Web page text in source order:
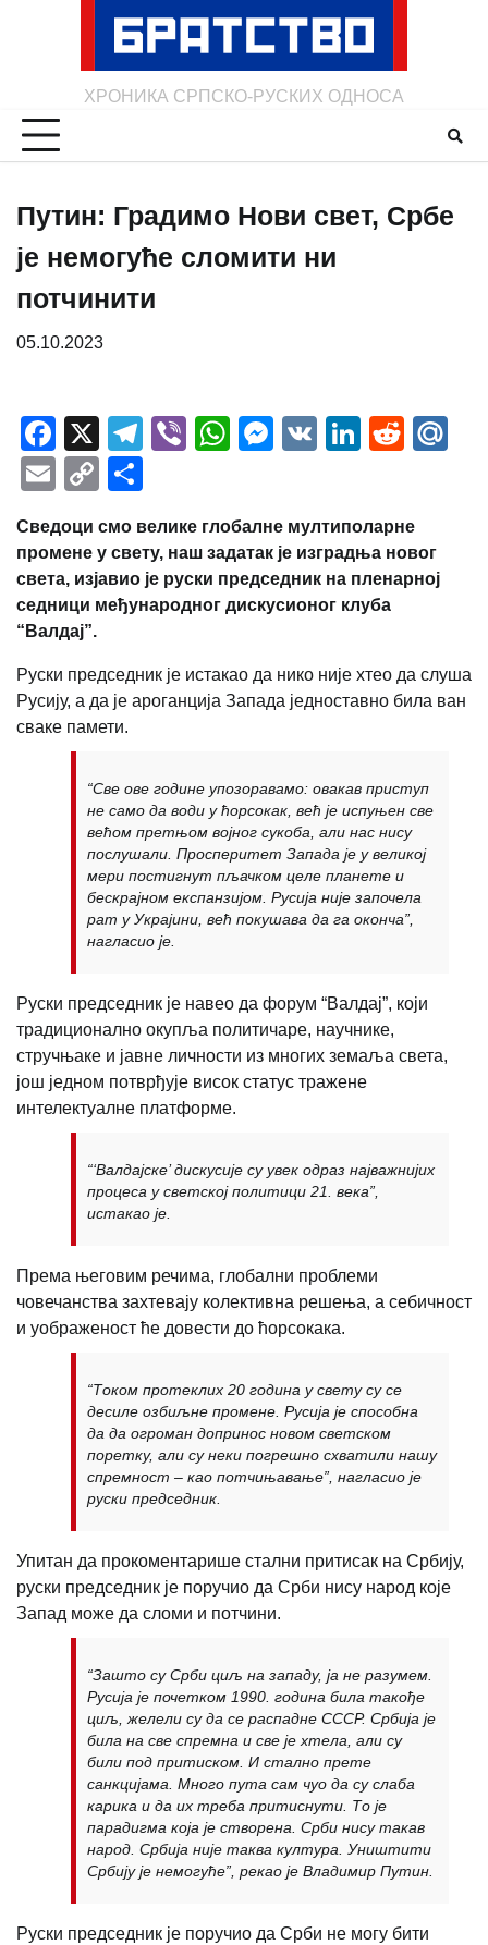
ХРОНИКА СРПСКО-РУСКИХ ОДНОСА
Путин: Градимо Нови свет, Србе
је немогуће сломити ни
потчинити
05.10.2023
Facebook
X Telegram
ViberWhatsApp
Messenger
VK
EmailCopy
Сведоци смо велике глобалне мултиполарне
промене у свету, наш задатак је изградња новог
света, изјавио је руски председник на пленарној
седници међународног дискусионог клуба
“Валдај”.
Руски председник је истакао да нико није хтео да слуша
Русију, а да је ароганција Запада једноставно била ван
сваке памети.
“Све ове године упозоравамо: овакав приступ
не само да води у ћорсокак, већ је испуњен све
већом претњом војног сукоба, али нас нису
послушали. Просперитет Запада је у великој
мери постигнут пљачком целе планете и
бескрајном експанзијом. Русија није започела
рат у Украјини, већ покушава да га оконча”,
нагласио је.
Руски председник је навео да форум “Валдај”, који
традиционално окупља политичаре, научнике,
стручњаке и јавне личности из многих земаља света,
још једном потврђује висок статус тражене
интелектуалне платформе.
“‘Валдајске’ дискусије су увек одраз најважнијих
процеса у светској политици 21. века”,
истакао је.
Према његовим речима, глобални проблеми
човечанства захтевају колективна решења, а себичност
и уображеност ће довести до ћорсокака.
“Током протеклих 20 година у свету су се
десиле озбиљне промене. Русија је способна
да да огроман допринос новом светском
поретку, али су неки погрешно схватили нашу
спремност – као потчињавање”, нагласио је
руски председник.
Упитан да прокоментарише стални притисак на Србију,
руски председник је поручио да Срби нису народ које
Запад може да сломи и потчини.
“Зашто су Срби циљ на западу, ја не разумем.
Русија је почетком 1990. година била такође
циљ, желели су да се распадне СССР. Србија је
била на све спремна и све је хтела, али су
били под притиском. И стално прете
санкцијама. Много пута сам чуо да су слаба
карика и да их треба притиснути. То је
парадигма која је створена. Срби нису такав
народ. Србија није таква култура. Уништити
Србију је немогуће”, рекао је Владимир Путин.
Руски председник је поручио да Срби не могу бити